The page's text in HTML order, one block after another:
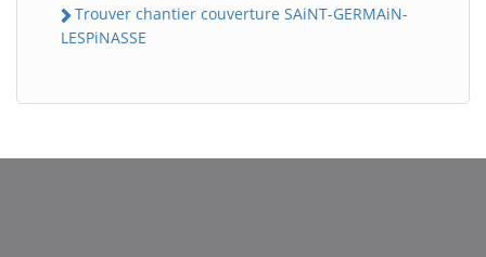
Trouver chantier couverture SAiNT-GERMAiN-
LESPiNASSE
BatiWebPro